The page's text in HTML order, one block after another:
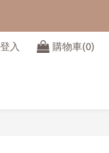
入 購物車(0)